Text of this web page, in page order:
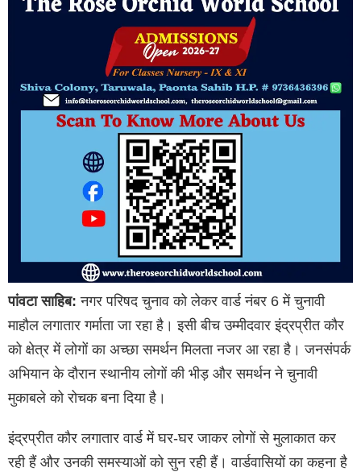
पांवटा साहिब: नगर परिषद चुनाव को लेकर वार्ड नंबर 6 में चुनावी
माहौल लगातार गर्माता जा रहा है। इसी बीच उम्मीदवार इंद्रप्रीत कौर
को क्षेत्र में लोगों का अच्छा समर्थन मिलता नजर आ रहा है। जनसंपर्क
अभियान के दौरान स्थानीय लोगों की भीड़ और समर्थन ने चुनावी
मुकाबले को रोचक बना दिया है।
इंद्रप्रीत कौर लगातार वार्ड में घर-घर जाकर लोगों से मुलाकात कर
रही हैं और उनकी समस्याओं को सुन रही हैं। वार्डवासियों का कहना है